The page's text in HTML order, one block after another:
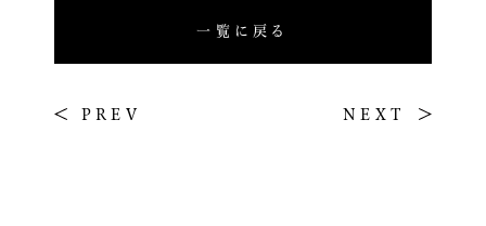
一覧に戻る
PREV NEXT